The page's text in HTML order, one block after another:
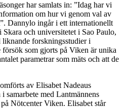
har samlats in: ”Idag har vi
om hur vi genom val av
Dannylo ingår i ett internationellt
och universitetet i Sao Paulo,
forskningsstudier i
som gjorts på Viken är unika
parametrar som mäts och att de
av Elisabet Nadeaus
samarbete med Lantmännens
Nötcenter Viken. Elisabet står